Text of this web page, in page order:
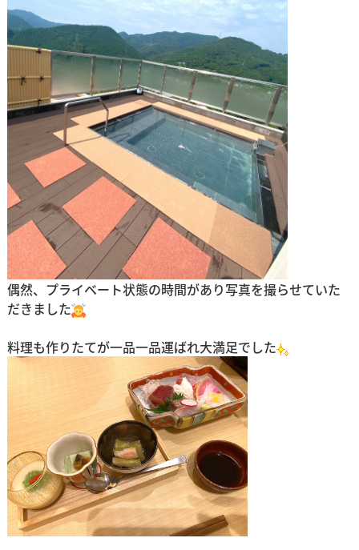
偶然、プライベート状態の時間があり写真を撮らせていた
だきました
料理も作りたてが一品一品運ばれ大満足でした